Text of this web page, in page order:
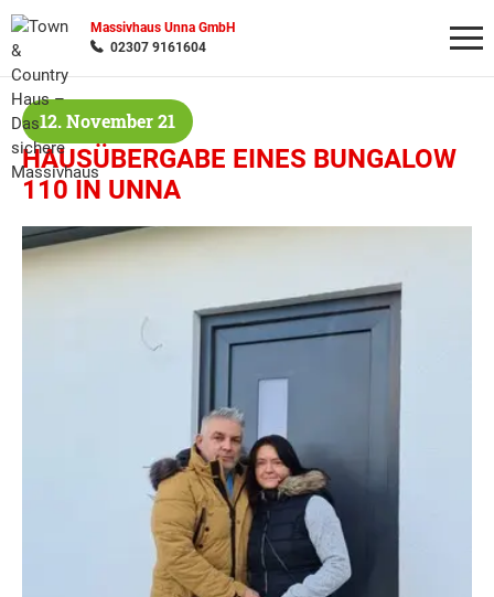
Massivhaus Unna GmbH
02307 9161604
12. November 21
HAUSÜBERGABE EINES BUNGALOW
110 IN UNNA
Wonach möchten Sie suchen?